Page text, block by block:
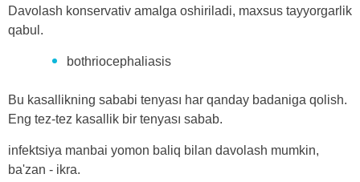
Davolash konservativ amalga oshiriladi, maxsus tayyorgarlik
qabul.
bothriocephaliasis
Bu kasallikning sababi tenyası har qanday badaniga qolish.
Eng tez-tez kasallik bir tenyası sabab.
infektsiya manbai yomon baliq bilan davolash mumkin,
ba'zan - ikra.